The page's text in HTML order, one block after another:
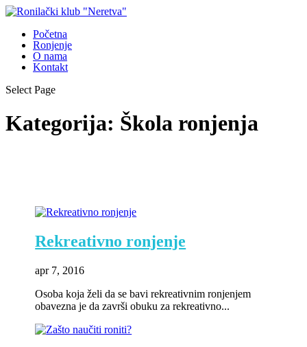
Početna
Ronjenje
O nama
Kontakt
Select Page
Kategorija: Škola ronjenja
Rekreativno ronjenje
apr 7, 2016
Osoba koja želi da se bavi rekreativnim ronjenjem
obavezna je da završi obuku za rekreativno...